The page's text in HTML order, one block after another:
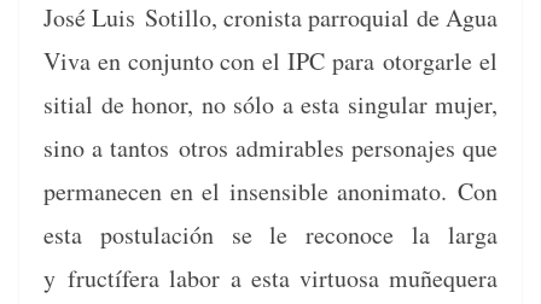
José Luis Sotil­lo, cro­nista par­ro­quial de Agua
Viva en con­jun­to con el IPC paraotor­gar­le el
sitial de hon­or, no sólo a esta sin­gu­lar mujer,
sino a tan­tos otros admirables per­son­ajes que
per­manecen en el insen­si­ble anon­i­ma­to. Con
esta pos­tu­lación se le reconoce la larga
yfruc­tífera labor a esta vir­tu­osa muñe­quera